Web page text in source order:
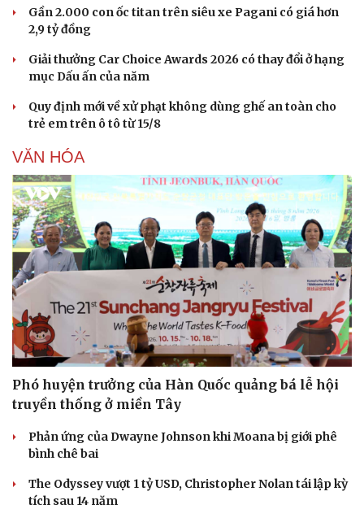
Gần 2.000 con ốc titan trên siêu xe Pagani có giá hơn
2,9 tỷ đồng
Giải thưởng Car Choice Awards 2026 có thay đổi ở hạng
mục Dấu ấn của năm
Quy định mới về xử phạt không dùng ghế an toàn cho
trẻ em trên ô tô từ 15/8
VĂN HÓA
Phó huyện trưởng của Hàn Quốc quảng bá lễ hội
truyền thống ở miền Tây
Phản ứng của Dwayne Johnson khi Moana bị giới phê
bình chê bai
The Odyssey vượt 1 tỷ USD, Christopher Nolan tái lập kỳ
tích sau 14 năm